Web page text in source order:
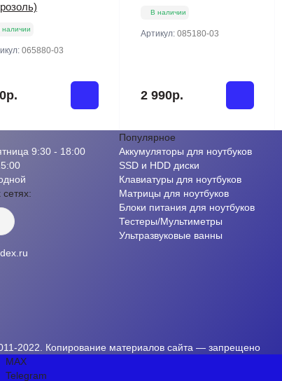
наличии
065880-03
В наличии
Артикул: 085180-03
2 990р.
9:30 - 18:00
Популярное
Аккумуляторы для ноутбуков
SSD и HDD диски
Клавиатуры для ноутбуков
Матрицы для ноутбуков
Блоки питания для ноутбуков
Тестеры/Мультиметры
Ультразвуковые ванны
2022. Копирование материалов сайта — запрещено
MAX
Telegram